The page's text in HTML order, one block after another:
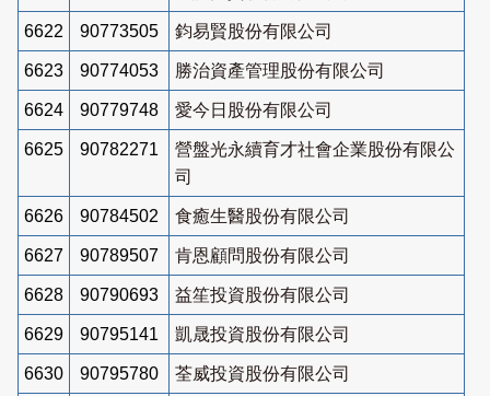
6622 90773505 鈞易賢股份有限公司
6623 90774053 勝治資產管理股份有限公司
6624 90779748 愛今日股份有限公司
6625 90782271
營盤光永續育才社會企業股份有限公
司
6626 90784502 食癒生醫股份有限公司
6627 90789507 肯恩顧問股份有限公司
6628 90790693 益笙投資股份有限公司
6629 90795141 凱晟投資股份有限公司
6630 90795780 荃威投資股份有限公司